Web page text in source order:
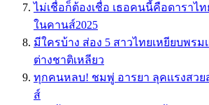
ไม่เชื่อก็ต้องเชื่อ เธอคนนี้คือดาราไ
ในคานส์2025
มีใครบ้าง ส่อง 5 สาวไทยเหยียบพรม
ต่างชาติเหลียว
ทุกคนหลบ! ชมพู่ อารยา ลุคเเรงสวย
ส์